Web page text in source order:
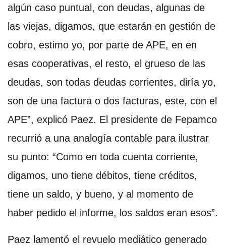
algún caso puntual, con deudas, algunas de
las viejas, digamos, que estarán en gestión de
cobro, estimo yo, por parte de APE, en en
esas cooperativas, el resto, el grueso de las
deudas, son todas deudas corrientes, diría yo,
son de una factura o dos facturas, este, con el
APE”, explicó Paez. El presidente de Fepamco
recurrió a una analogía contable para ilustrar
su punto: “Como en toda cuenta corriente,
digamos, uno tiene débitos, tiene créditos,
tiene un saldo, y bueno, y al momento de
haber pedido el informe, los saldos eran esos”.
Paez lamentó el revuelo mediático generado